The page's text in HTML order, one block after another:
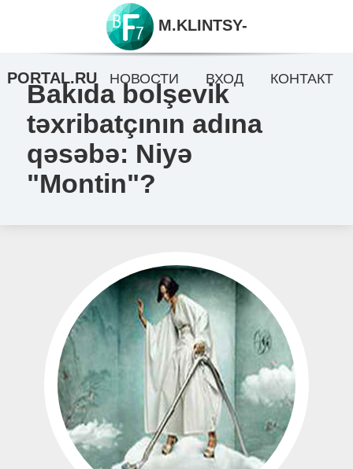
Bakıda bolşevik
təxribatçının adına
qəsəbə: Niyə
"Montin"?
M.KLINTSY-
PORTAL.RU НОВОСТИ ВХОД КОНТАКТ